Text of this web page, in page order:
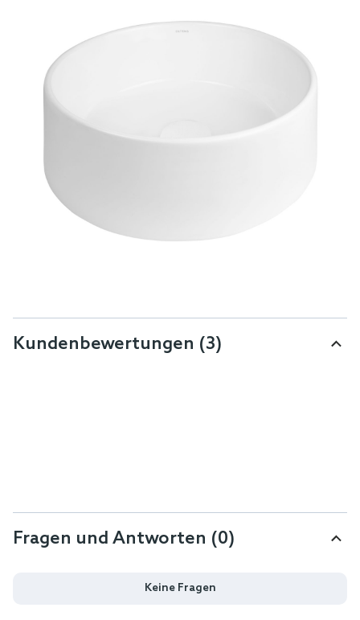
Kundenbewertungen (3)
Fragen und Antworten (0)
Keine Fragen